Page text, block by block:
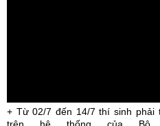
+ Từ 02/7 đến 14/7 thí sinh phải